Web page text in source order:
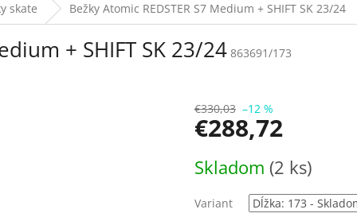
skate Bežky Atomic REDSTER S7 Medium + SHIFT SK 23/24
+ SHIFT SK 23/24 863691/173
€330,03 –12 %
€288,72
cena:
Skladom (2 ks)
Variant